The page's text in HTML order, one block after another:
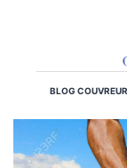
BLOG